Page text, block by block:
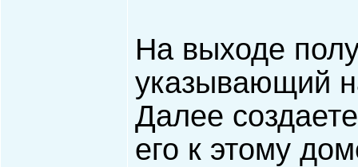
На выходе
указывающий
Далее
его к этому